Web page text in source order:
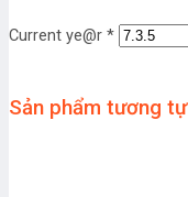
Current ye@r *
Sản phẩm tương tự